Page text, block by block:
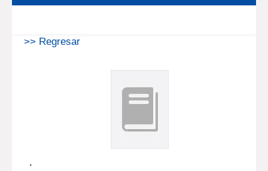
>> Regresar
.